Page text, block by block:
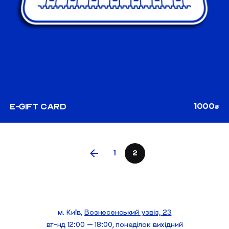
E-GIFT CARD 1000₴
1 2
м. Київ, Вознесенський узвіз, 23
вт-нд 12:00 — 18:00, понеділок вихідний